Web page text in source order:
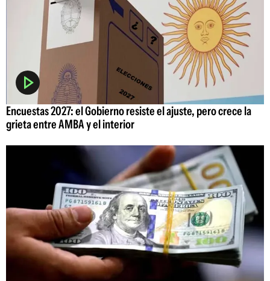
Encuestas 2027: el Gobierno resiste el ajuste, pero crece la
grieta entre AMBA y el interior